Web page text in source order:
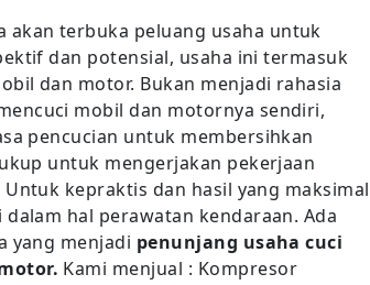
akan terbuka peluang usaha untuk
dan potensial, usaha ini termasuk
dan motor. Bukan menjadi rahasia
mobil dan motornya sendiri,
pencucian untuk membersihkan
untuk mengerjakan pekerjaan
kepraktis dan hasil yang maksimal
hal perawatan kendaraan. Ada
yang menjadi penunjang usaha cuci
Kami menjual : Kompresor